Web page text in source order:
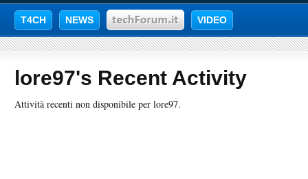
T4CH NEWS VIDEO
lore97's Recent Activity
Attività recenti non disponibile per lore97.